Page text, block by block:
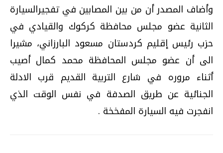
وأضاف المصدر أن من بين المصابين في تفجيرالسيارة
الثانية عضو مجلس محافظة كركوك والقيادي في
حزب رئيس إقليم كردستان مسعود البارزاني، مشيرا
الى أن عضو مجلس المحافظة محمد كمال أصيب
أثناء مروره في شارع التربية القديم قرب الادلة
الجنائية عن طريق الصدفة في نفس الوقت الذي
انفجرت فيه السيارة المفخخة .